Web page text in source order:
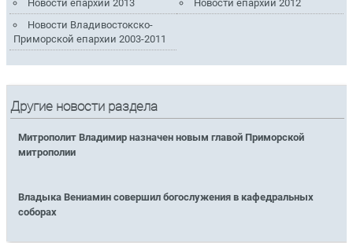
Новости епархии 2013
Новости епархии 2012
Новости Владивостокско-
Приморской епархии 2003-2011
Другие новости раздела
Митрополит Владимир назначен новым главой Приморской
митрополии
Владыка Вениамин совершил богослужения в кафедральных
соборах